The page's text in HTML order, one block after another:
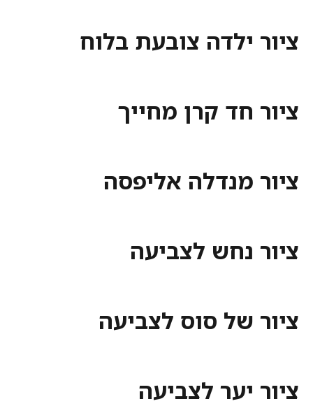
ילדה צובעת בלוח
חד קרן מחייך
מנדלה אליפסה
נחש לצביעה
של סוס לצביעה
יער לצביעה